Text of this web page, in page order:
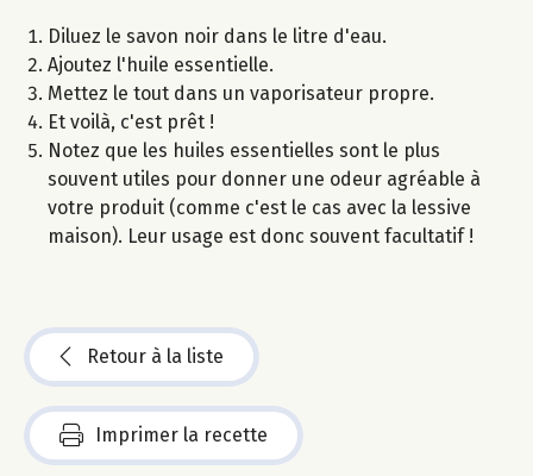
Diluez le savon noir dans le litre d'eau.
Ajoutez l'huile essentielle.
Mettez le tout dans un vaporisateur propre.
Et voilà, c'est prêt !
Notez que les huiles essentielles sont le plus
souvent utiles pour donner une odeur agréable à
votre produit (comme c'est le cas avec la lessive
maison). Leur usage est donc souvent facultatif !
Retour à la liste
Imprimer la recette